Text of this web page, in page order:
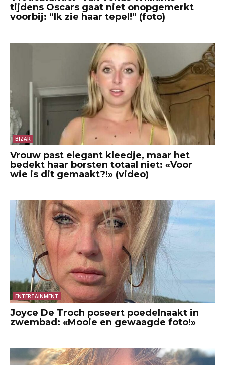
tijdens Oscars gaat niet onopgemerkt
voorbij: “Ik zie haar tepel!” (foto)
BIZAR
Vrouw past elegant kleedje, maar het
bedekt haar borsten totaal niet: «Voor
wie is dit gemaakt?!» (video)
ENTERTAINMENT
Joyce De Troch poseert poedelnaakt in
zwembad: «Mooie en gewaagde foto!»